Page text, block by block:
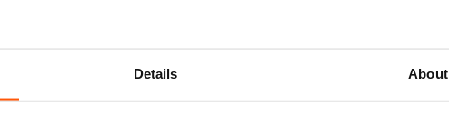
Details About
1st Edition